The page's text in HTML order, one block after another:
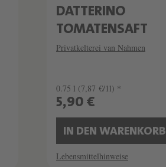
DATTERINO
TOMATENSAFT
Privatkelterei van Nahmen
0.75 l (7,87 €/1l) *
5,90 €
IN DEN WARENKORB
Lebensmittelhinweise